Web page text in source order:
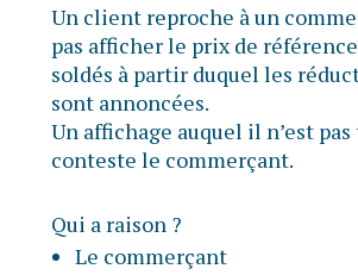
Un client reproche à un
pas afficher le prix de
soldés à partir duquel les
sont annoncées.
Un affichage auquel il n’est pas
conteste le commerçant.
Qui a raison ?
Le commerçant